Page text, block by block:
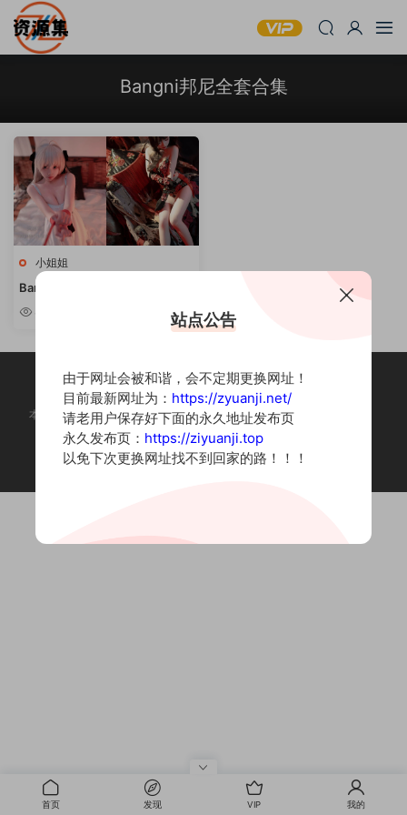
Bangni邦尼全套合集
小姐姐
Bangni邦尼 – 清新甜美写真合集
[持续更新]
本站为摄影写真图片网站，内容来自网络收集整理，仅作个人学习使用。
如有违法内容请联系删除
Copyright © 2022 资源集
首页 发现 VIP 我的
站点公告
由于网址会被和谐，会不定期更换网址！
目前最新网址为： https://zyuanji.net/
请老用户保存好下面的永久地址发布页
永久发布页： https://ziyuanji.top
以免下次更换网址找不到回家的路！！！